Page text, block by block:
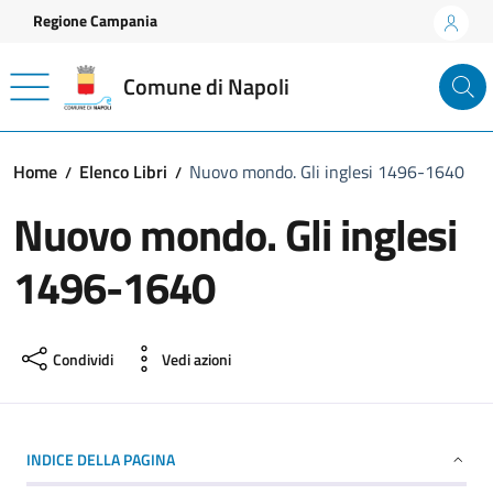
Vai ai contenuti
Vai al footer
Regione Campania
Comune di Napoli
Home Elenco Libri Nuovo mondo. Gli inglesi 1496-1640
Nuovo mondo. Gli inglesi
1496-1640
Condividi Vedi azioni
INDICE DELLA PAGINA